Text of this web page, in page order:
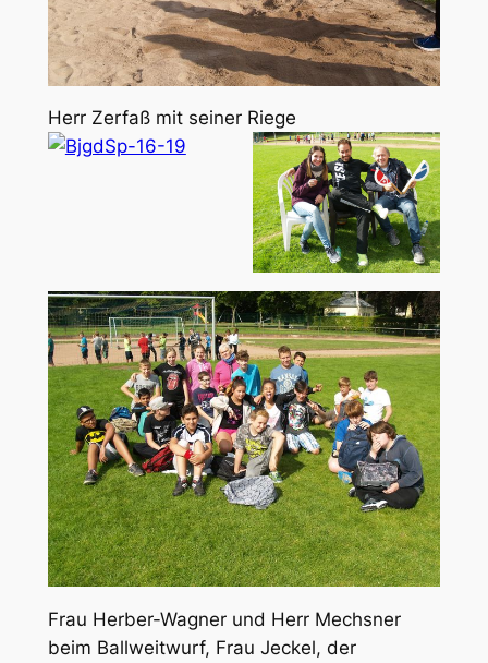
Herr Zerfaß mit seiner Riege
Frau Herber-Wagner und Herr Mechsner
beim Ballweitwurf, Frau Jeckel, der